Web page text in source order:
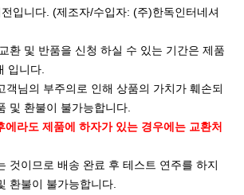
입니다. (제조자/수입자: (주)한독인터네셔
환 및 반품을 신청 하실 수 있는 기간은 제품
입니다.
객님의 부주의로 인해 상품의 가치가 훼손되
및 환불이 불가능합니다.
에라도 제품에 하자가 있는 경우에는 교환처
것이므로 배송 완료 후 테스트 연주를 하지
환불이 불가능합니다.